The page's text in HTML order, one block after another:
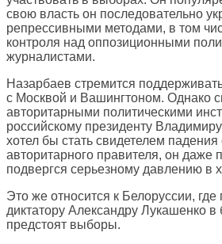
свою власть он последовательно
репрессивными методами, в том
контроля над оппозиционными
журналистами.
Назарбаев стремится
с Москвой и Вашингтоном. Однако
авторитарными политическими
российскому президенту
хотел бы стать свидетелем
авторитарного правителя, он даже
подвергся серьезному давлению в
Это же относится к Белоруссии, где
диктатору Александру Лукашенко в
предстоят выборы.